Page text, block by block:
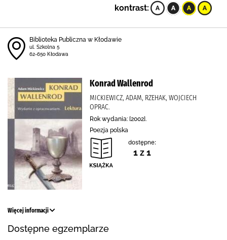
kontrast:
Biblioteka Publiczna w Kłodawie
ul. Szkolna 5
62-650 Kłodawa
Konrad Wallenrod
MICKIEWICZ, ADAM, RZEHAK, WOJCIECH
OPRAC.
Rok wydania: [2002].
Poezja polska
dostępne:
1 z 1
Więcej informacji
Dostępne egzemplarze